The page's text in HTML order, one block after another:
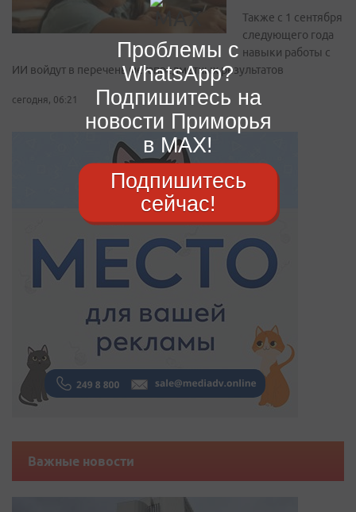
Также с 1 сентября
следующего года
навыки работы с
ИИ войдут в перечень метапредметных результатов
сегодня, 06:21
Важные новости
Проблемы с
WhatsApp?
Подпишитесь на
новости Приморья
в MAX!
Подпишитесь
сейчас!